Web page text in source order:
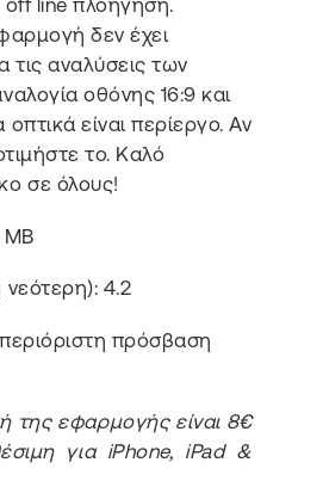
line πλοήγηση.
δεν έχει
τις αναλύσεις των
οθόνης 16:9 και
είναι περίεργο. Αν
το. Καλό
σε όλους!
νεότερη): 4.2
πρόσβαση
της εφαρμογής είναι 8€
για iPhone, iPad &